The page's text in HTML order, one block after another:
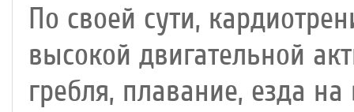
По своей сути,
высокой двигательной
гребля, плавание, езда